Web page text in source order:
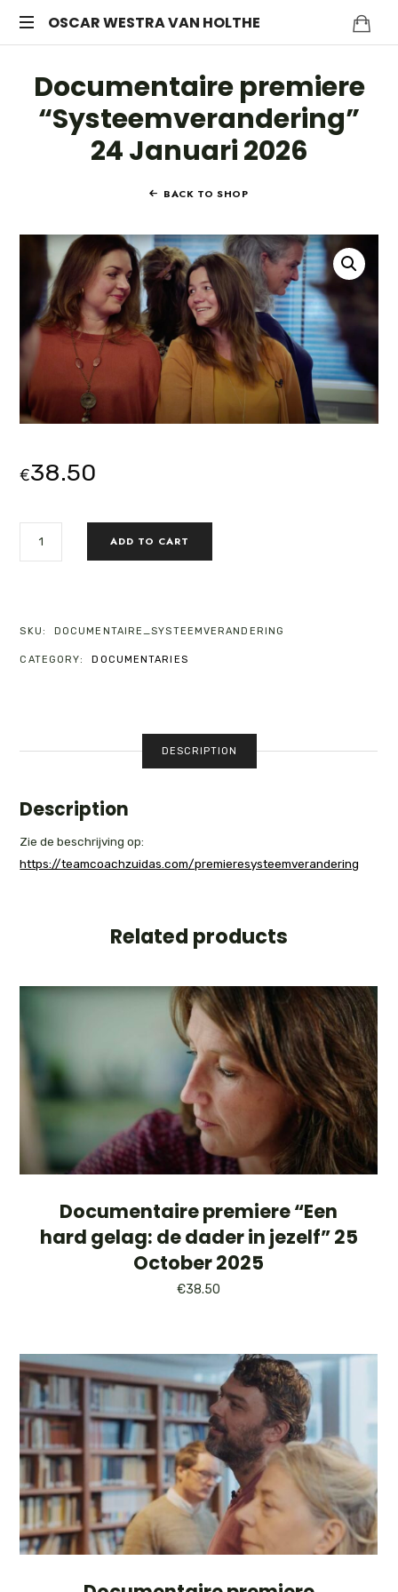
OSCAR
VAN
HOLTHE
OSCAR WESTRA VAN HOLTHE
coach
Zuidas
Documentaire premiere
“Systeemverandering”
24 Januari 2026
BACK TO SHOP
€38.50
PREMIERE
QUANTITY
ADD TO CART
SKU: DOCUMENTAIRE_SYSTEEMVERANDERING
CATEGORY: DOCUMENTARIES
DESCRIPTION
Description
Zie de beschrijving op:
https://teamcoachzuidas.com/premieresysteemverandering
Related products
Documentaire premiere “Een
hard gelag: de dader in jezelf” 25
October 2025
€38.50